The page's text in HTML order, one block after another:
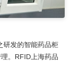
研发的智能药品柜
。RFID上海药品